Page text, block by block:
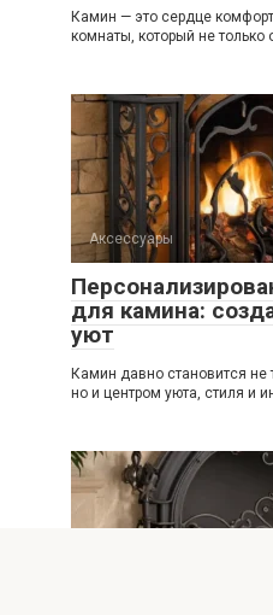
Камин — это сердце
комнаты, который не только
Аксессуары
для камина:
уют
Камин давно становится не
но и центром уюта, стиля и